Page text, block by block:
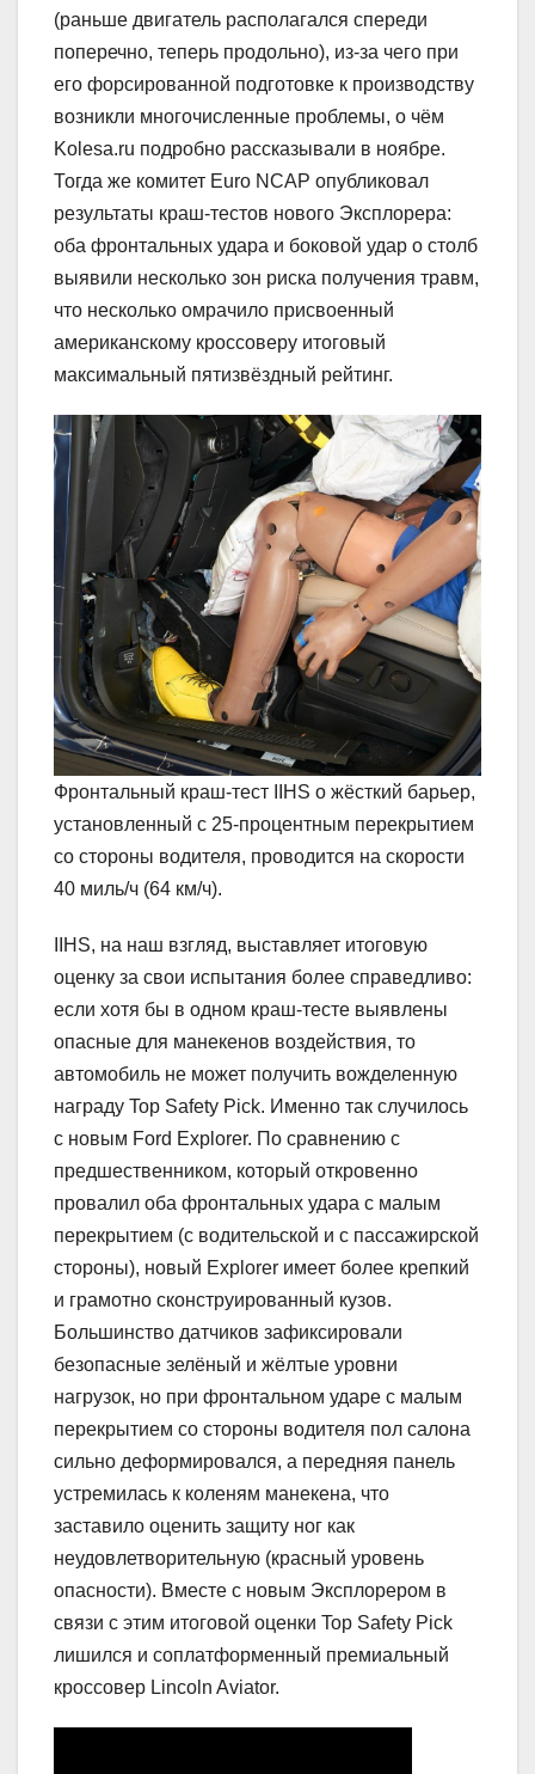
(раньше двигатель располагался спереди
поперечно, теперь продольно), из-за чего при
его форсированной подготовке к производству
возникли многочисленные проблемы, о чём
Kolesa.ru подробно рассказывали в ноябре.
Тогда же комитет Euro NCAP опубликовал
результаты краш-тестов нового Эксплорера:
оба фронтальных удара и боковой удар о столб
выявили несколько зон риска получения травм,
что несколько омрачило присвоенный
американскому кроссоверу итоговый
максимальный пятизвёздный рейтинг.
Фронтальный краш-тест IIHS о жёсткий барьер,
установленный с 25-процентным перекрытием
со стороны водителя, проводится на скорости
40 миль/ч (64 км/ч).
IIHS, на наш взгляд, выставляет итоговую
оценку за свои испытания более справедливо:
если хотя бы в одном краш-тесте выявлены
опасные для манекенов воздействия, то
автомобиль не может получить вожделенную
награду Top Safety Pick. Именно так случилось
с новым Ford Explorer. По сравнению с
предшественником, который откровенно
провалил оба фронтальных удара с малым
перекрытием (с водительской и с пассажирской
стороны), новый Explorer имеет более крепкий
и грамотно сконструированный кузов.
Большинство датчиков зафиксировали
безопасные зелёный и жёлтые уровни
нагрузок, но при фронтальном ударе с малым
перекрытием со стороны водителя пол салона
сильно деформировался, а передняя панель
устремилась к коленям манекена, что
заставило оценить защиту ног как
неудовлетворительную (красный уровень
опасности). Вместе с новым Эксплорером в
связи с этим итоговой оценки Top Safety Pick
лишился и соплатформенный премиальный
кроссовер Lincoln Aviator.